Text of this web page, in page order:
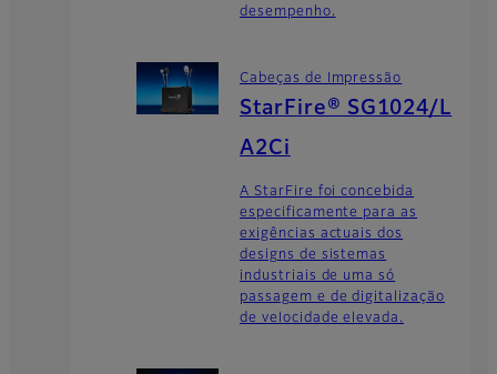
desempenho.
Cabeças de Impressão
StarFire® SG1024/L
A2Ci
A StarFire foi concebida
especificamente para as
exigências actuais dos
designs de sistemas
industriais de uma só
passagem e de digitalização
de velocidade elevada.